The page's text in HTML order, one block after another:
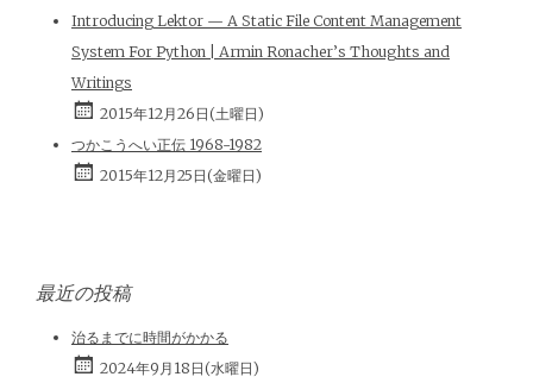
Introducing Lektor — A Static File Content Management
System For Python | Armin Ronacher’s Thoughts and
Writings
2015年12月26日(土曜日)
つかこうへい正伝 1968-1982
2015年12月25日(金曜日)
最近の投稿
治るまでに時間がかかる
2024年9月18日(水曜日)